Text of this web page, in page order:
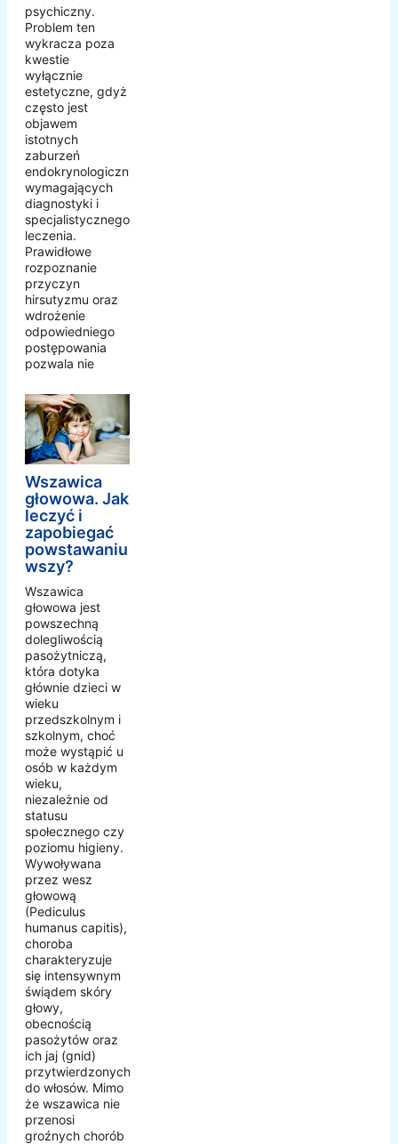
psychiczny.
Problem ten
wykracza poza
kwestie
wyłącznie
estetyczne, gdyż
często jest
objawem
istotnych
zaburzeń
endokrynologicznych
wymagających
diagnostyki i
specjalistycznego
leczenia.
Prawidłowe
rozpoznanie
przyczyn
hirsutyzmu oraz
wdrożenie
odpowiedniego
postępowania
pozwala nie
Wszawica
głowowa. Jak
leczyć i
zapobiegać
powstawaniu
wszy?
Wszawica
głowowa jest
powszechną
dolegliwością
pasożytniczą,
która dotyka
głównie dzieci w
wieku
przedszkolnym i
szkolnym, choć
może wystąpić u
osób w każdym
wieku,
niezależnie od
statusu
społecznego czy
poziomu higieny.
Wywoływana
przez wesz
głowową
(Pediculus
humanus capitis),
choroba
charakteryzuje
się intensywnym
świądem skóry
głowy,
obecnością
pasożytów oraz
ich jaj (gnid)
przytwierdzonych
do włosów. Mimo
że wszawica nie
przenosi
groźnych chorób